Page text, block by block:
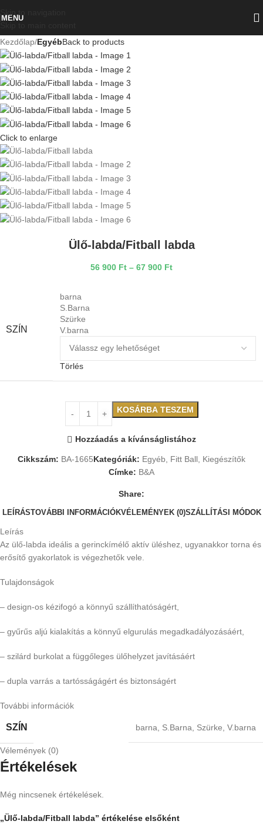
MENU
Kezdőlap EgyébBack to products
Click to enlarge
Ülő-labda/Fitball labda
56 900 Ft – 67 900 Ft
SZÍN
barna
S.Barna
Szürke
V.barna
Törlés
KOSÁRBA TESZEM
Hozzáadás a kívánságlistához
Cikkszám: BA-1665Kategóriák: Egyéb Fitt Ball Kiegészítők
Címke: B&A
Share:
LEÍRÁSTOVÁBBI INFORMÁCIÓKVÉLEMÉNYEK (0)SZÁLLÍTÁSI MÓDOK
Leírás
Az ülő-labda ideális a gerinckímélő aktív üléshez, ugyanakkor torna és
erősítő gyakorlatok is végezhetők vele.
Tulajdonságok
– design-os kézifogó a könnyű szállíthatóságért,
– gyűrűs aljú kialakítás a könnyű elgurulás megadkadályozásáért,
– szilárd burkolat a függőleges ülőhelyzet javításáért
– dupla varrás a tartósságágért és biztonságért
További információk
SZÍN barna S.Barna Szürke V.barna
Vélemények (0)
Értékelések
Még nincsenek értékelések.
„Ülő-labda/Fitball labda” értékelése elsőként